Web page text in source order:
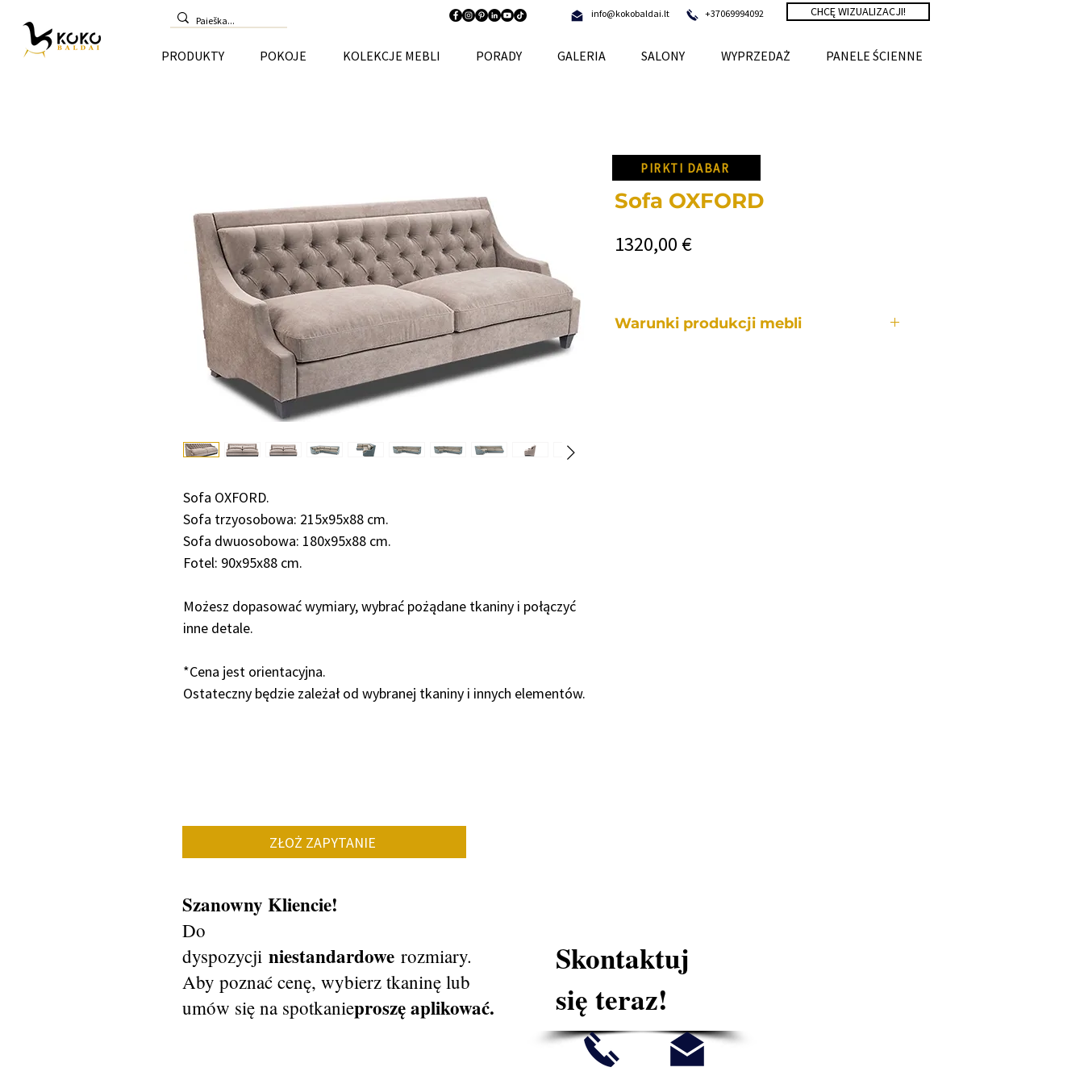
info@kokobaldai.lt +37069994092 CHCĘ WIZUALIZACJI!
PRODUKTY POKOJE KOLEKCJE MEBLI PORADY GALERIA SALONY WYPRZEDAŻ PANELE ŚCIENNE
Sofa OXFORD.
Sofa trzyosobowa: 215x95x88 cm.
Sofa dwuosobowa: 180x95x88 cm.
Fotel: 90x95x88 cm.
Możesz dopasować wymiary, wybrać pożądane tkaniny i połączyć
inne detale.
*Cena jest orientacyjna.
Ostateczny będzie zależał od wybranej tkaniny i innych elementów.
Sofa OXFORD
1320,00 €Cena
Warunki produkcji mebli
PIRKTI DABAR
ZŁOŻ ZAPYTANIE
Szanowny Kliencie!
Do
dyspozycji niestandardowe rozmiary.
Aby poznać cenę, wybierz tkaninę lub
umów się na spotkanieproszę aplikować.
Skontaktuj
się teraz!